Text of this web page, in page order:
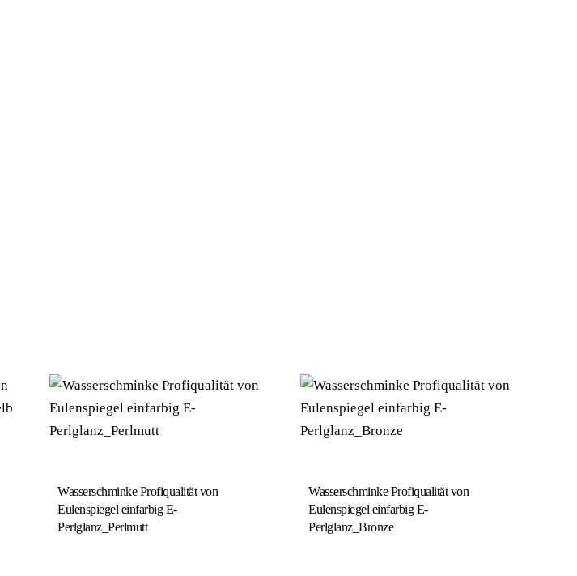
Wasserschminke Profiqualität von
Eulenspiegel einfarbig E-
Perlglanz_Perlmutt
Wasserschminke Profiqualität von
Eulenspiegel einfarbig E-
Perlglanz_Bronze